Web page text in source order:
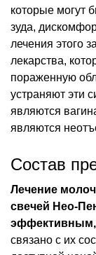
которые могут
зуда,
лечения этого
лекарства,
пораженную
устраняют эти
являются
являются
Состав
Лечение
свечей Нео-
эффективным,
связано с их